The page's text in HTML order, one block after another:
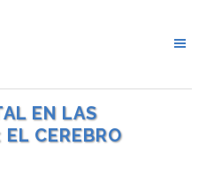
EN LAS
EL CEREBRO